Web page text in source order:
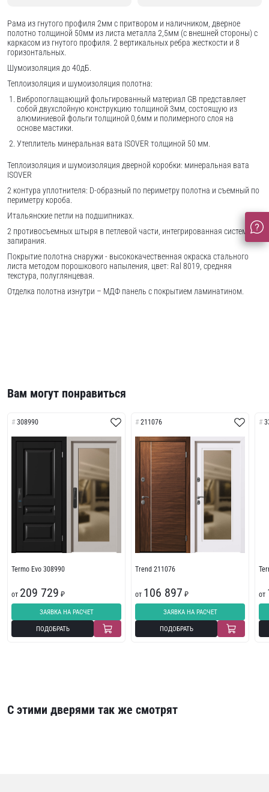
Рама из гнутого профиля 2мм с притвором и наличником, дверное
полотно толщиной 50мм из листа металла 2,5мм (с внешней стороны) c
каркасом из гнутого профиля. 2 вертикальных ребра жесткости и 8
горизонтальных.
Шумоизоляция до 40дБ.
Теплоизоляция и шумоизоляция полотна:
Вибропоглащающий фольгированный материал GB представляет
собой двухслойную конструкцию толщиной 3мм, состоящую из
алюминиевой фольги толщиной 0,6мм и полимерного слоя на
основе мастики.
Утеплитель минеральная вата ISOVER толщиной 50 мм.
Теплоизоляция и шумоизоляция дверной коробки: минеральная вата
ISOVER
2 контура уплотнителя: D-образный по периметру полотна и съемный по
периметру короба.
Итальянские петли на подшипниках.
2 противосъемных штыря в петлевой части, интегрированная система
запирания.
Покрытие полотна снаружи - высококачественная окраска стального
листа методом порошкового напыления, цвет: Ral 8019, средняя
текстура, полуглянцевая.
Отделка полотна изнутри – МДФ панель с покрытием ламинатином.
Вам могут понравиться
308990
Termo Evo 308990
от 209 729 ₽
ЗАЯВКА НА РАСЧЕТ
ПОДОБРАТЬ
211076
Trend 211076
от 106 897 ₽
ЗАЯВКА НА РАСЧЕТ
ПОДОБРАТЬ
от
С этими дверями так же смотрят